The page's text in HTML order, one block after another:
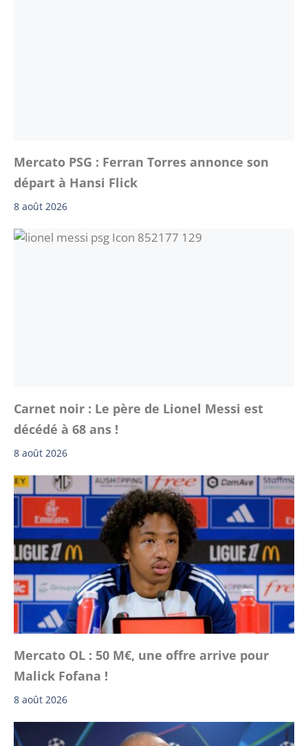
Mercato PSG : Ferran Torres annonce son
départ à Hansi Flick
8 août 2026
Carnet noir : Le père de Lionel Messi est
décédé à 68 ans !
8 août 2026
Mercato OL : 50 M€, une offre arrive pour
Malick Fofana !
8 août 2026